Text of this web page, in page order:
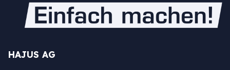
HAJUS AG